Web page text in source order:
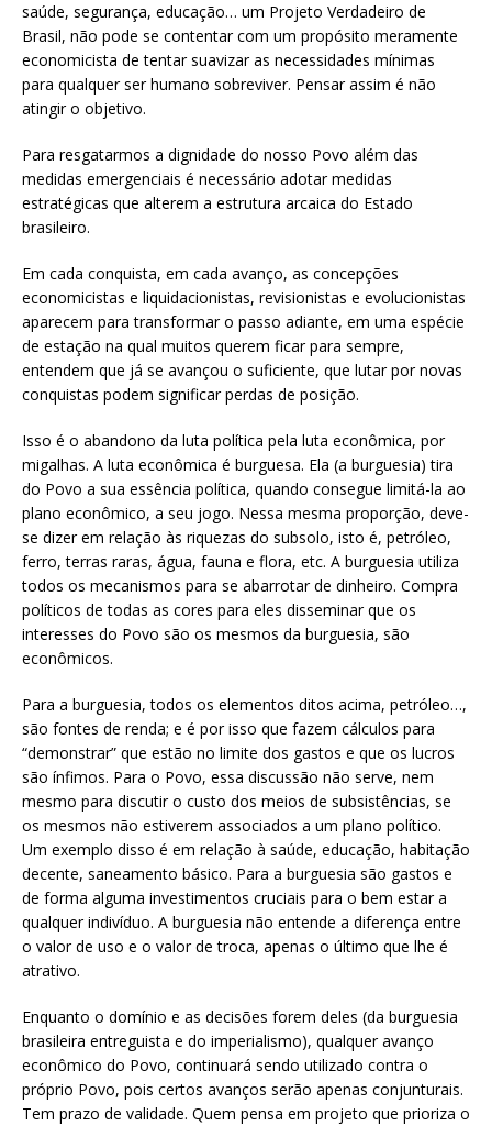
saúde, segurança, educação… um Projeto Verdadeiro de
Brasil, não pode se contentar com um propósito meramente
economicista de tentar suavizar as necessidades mínimas
para qualquer ser humano sobreviver. Pensar assim é não
atingir o objetivo.
Para resgatarmos a dignidade do nosso Povo além das
medidas emergenciais é necessário adotar medidas
estratégicas que alterem a estrutura arcaica do Estado
brasileiro.
Em cada conquista, em cada avanço, as concepções
economicistas e liquidacionistas, revisionistas e evolucionistas
aparecem para transformar o passo adiante, em uma espécie
de estação na qual muitos querem ficar para sempre,
entendem que já se avançou o suficiente, que lutar por novas
conquistas podem significar perdas de posição.
Isso é o abandono da luta política pela luta econômica, por
migalhas. A luta econômica é burguesa. Ela (a burguesia) tira
do Povo a sua essência política, quando consegue limitá-la ao
plano econômico, a seu jogo. Nessa mesma proporção, deve-
se dizer em relação às riquezas do subsolo, isto é, petróleo,
ferro, terras raras, água, fauna e flora, etc. A burguesia utiliza
todos os mecanismos para se abarrotar de dinheiro. Compra
políticos de todas as cores para eles disseminar que os
interesses do Povo são os mesmos da burguesia, são
econômicos.
Para a burguesia, todos os elementos ditos acima, petróleo…,
são fontes de renda; e é por isso que fazem cálculos para
“demonstrar” que estão no limite dos gastos e que os lucros
são ínfimos. Para o Povo, essa discussão não serve, nem
mesmo para discutir o custo dos meios de subsistências, se
os mesmos não estiverem associados a um plano político.
Um exemplo disso é em relação à saúde, educação, habitação
decente, saneamento básico. Para a burguesia são gastos e
de forma alguma investimentos cruciais para o bem estar a
qualquer indivíduo. A burguesia não entende a diferença entre
o valor de uso e o valor de troca, apenas o último que lhe é
atrativo.
Enquanto o domínio e as decisões forem deles (da burguesia
brasileira entreguista e do imperialismo), qualquer avanço
econômico do Povo, continuará sendo utilizado contra o
próprio Povo, pois certos avanços serão apenas conjunturais.
Tem prazo de validade. Quem pensa em projeto que prioriza o